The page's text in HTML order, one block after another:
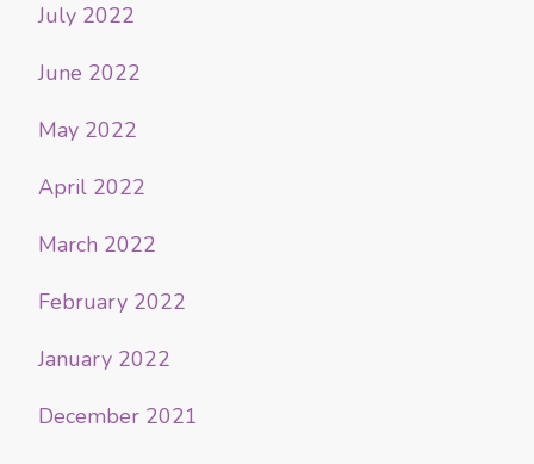
July 2022
June 2022
May 2022
April 2022
March 2022
February 2022
January 2022
December 2021